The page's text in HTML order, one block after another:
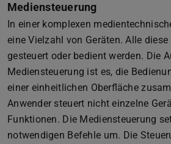
Mediensteuerung
In einer komplexen
eine Vielzahl von Geräten. Alle diese
gesteuert oder bedient werden. Die
Mediensteuerung ist es, die
einer einheitlichen Oberfläche
Anwender steuert nicht einzelne
Funktionen. Die Mediensteuerung
notwendigen Befehle um. Die